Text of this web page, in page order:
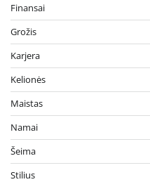
Finansai
Grožis
Karjera
Kelionės
Maistas
Namai
Šeima
Stilius